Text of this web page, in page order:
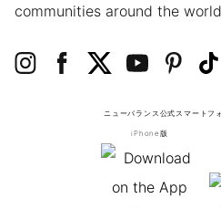
communities around the
ニューバランス公式スマートフ
iPhone版